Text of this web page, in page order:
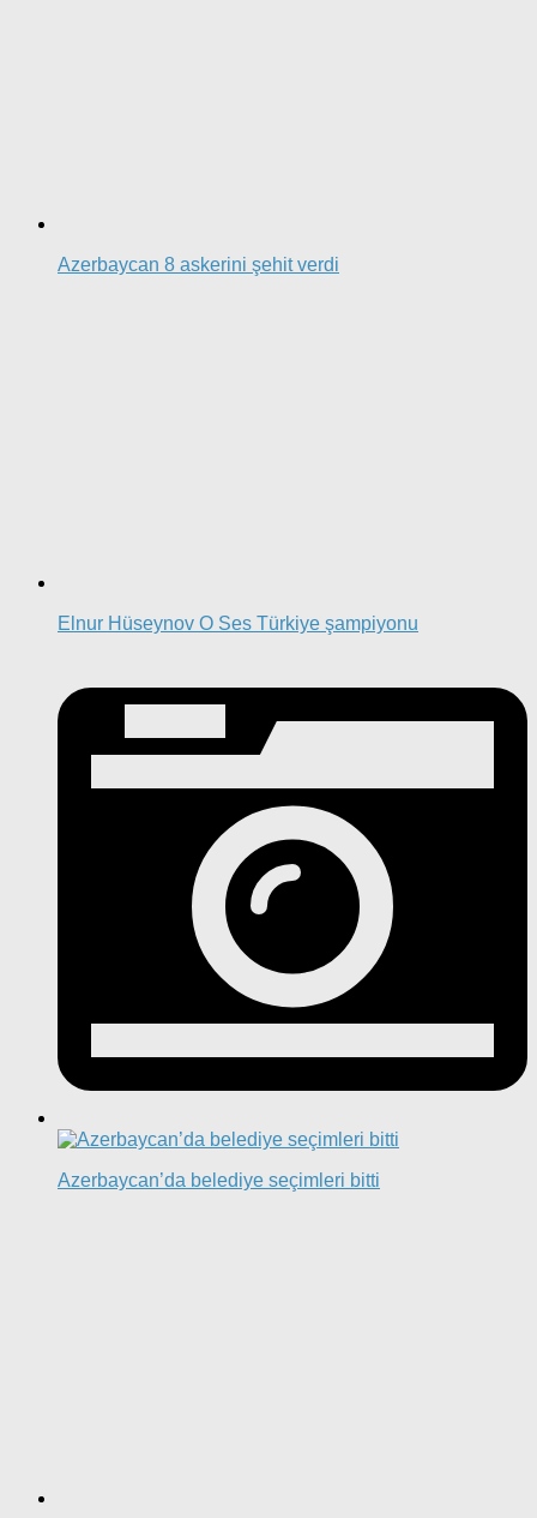
Azerbaycan 8 askerini şehit verdi
Elnur Hüseynov O Ses Türkiye şampiyonu
Azerbaycan’da belediye seçimleri bitti